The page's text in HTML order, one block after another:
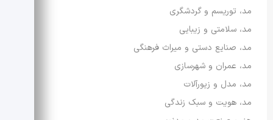
مد، توریسم و گردشگری
مد، سلامتی و زیبایی
مد، صنایع دستی و میراث فرهنگی
مد، عمران و شهرسازی
مد، مدل و زیورآلات
مد، هویت و سبک زندگی